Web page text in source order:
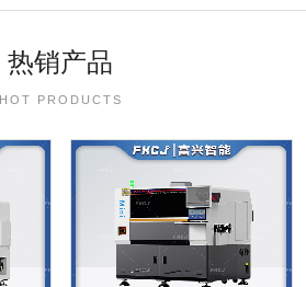
热销产品
HOT PRODUCTS